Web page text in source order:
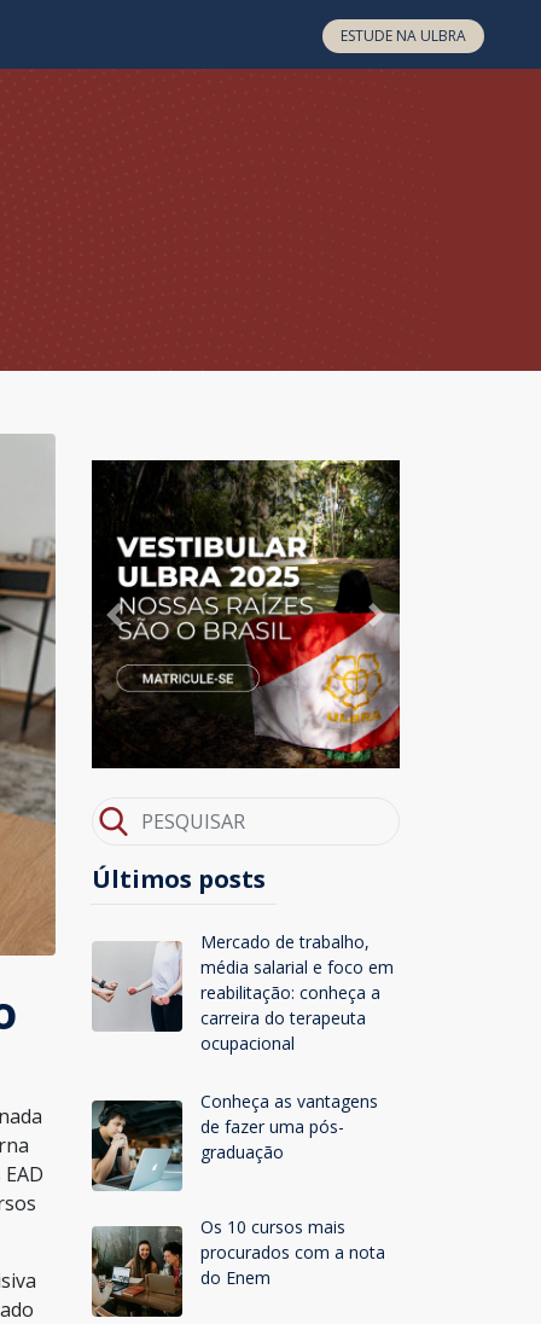
ESTUDE NA ULBRA
Previous Next
Últimos posts
Mercado de trabalho,
média salarial e foco em
reabilitação: conheça a
carreira do terapeuta
ocupacional
Conheça as vantagens
de fazer uma pós-
graduação
Os 10 cursos mais
procurados com a nota
do Enem